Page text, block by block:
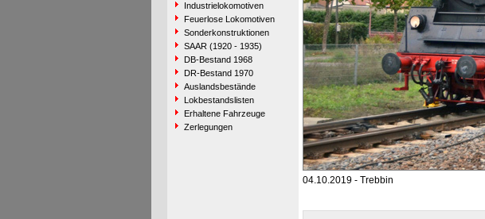
Industrielokomotiven
Feuerlose Lokomotiven
Sonderkonstruktionen
SAAR (1920 - 1935)
DB-Bestand 1968
DR-Bestand 1970
Auslandsbestände
Lokbestandslisten
Erhaltene Fahrzeuge
Zerlegungen
04.10.2019 - Trebbin